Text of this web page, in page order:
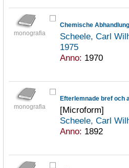
monografia
Chemische
Scheele, Carl
1975
Anno: 1970
monografia
Efterlemnade bref och
[Microform]
Scheele, Carl
Anno: 1892